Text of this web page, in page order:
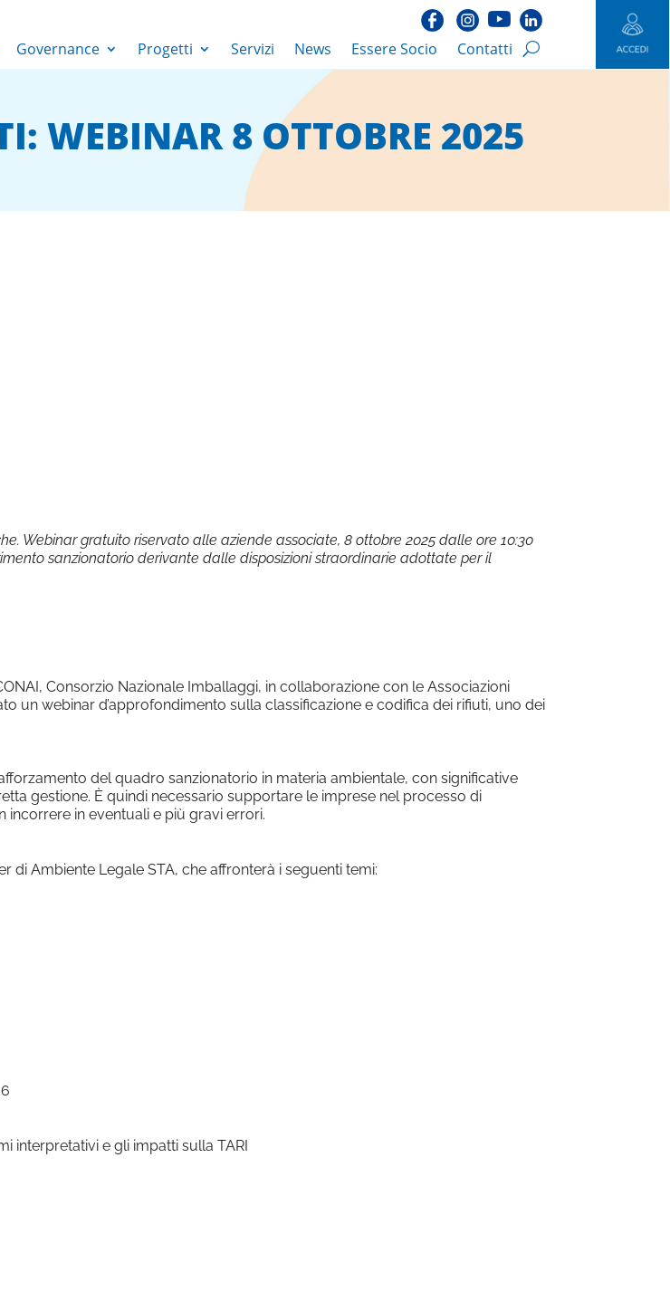
Governance Progetti Servizi News Essere Socio Contatti
WEBINAR 8 OTTOBRE 2025
Webinar gratuito riservato alle aziende associate, 8 ottobre 2025 dalle ore 10:30
sanzionatorio derivante dalle disposizioni straordinarie adottate per il
Consorzio Nazionale Imballaggi, in collaborazione con le Associazioni
un webinar d’approfondimento sulla classificazione e codifica dei rifiuti, uno dei
del quadro sanzionatorio in materia ambientale, con significative
gestione. È quindi necessario supportare le imprese nel processo di
incorrere in eventuali e più gravi errori.
di Ambiente Legale STA, che affronterà i seguenti temi:
interpretativi e gli impatti sulla TARI